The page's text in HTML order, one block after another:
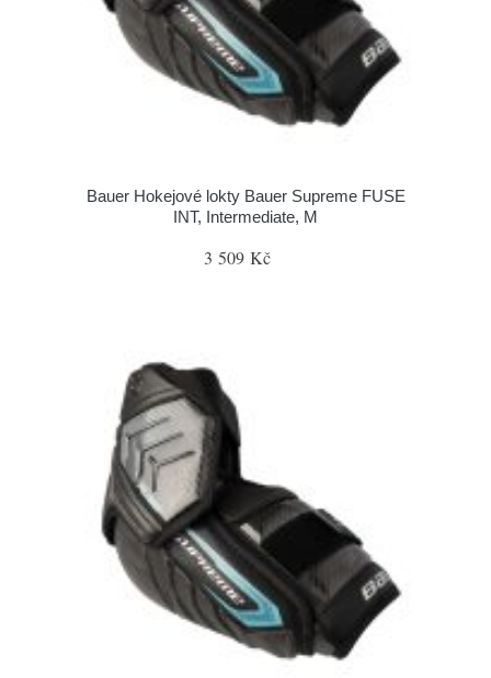
Bauer Hokejové lokty Bauer Supreme FUSE
INT, Intermediate, M
3 509 Kč